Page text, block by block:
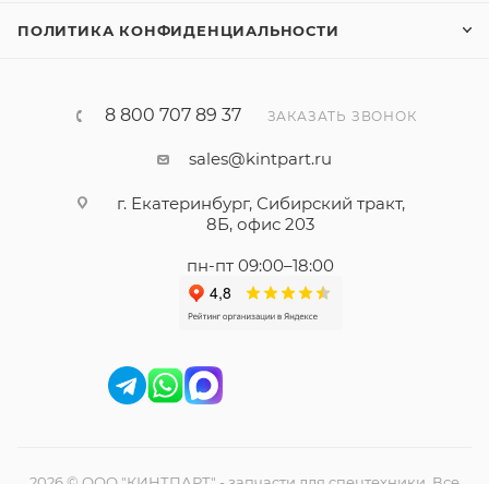
ПОЛИТИКА КОНФИДЕНЦИАЛЬНОСТИ
8 800 707 89 37 ЗАКАЗАТЬ ЗВОНОК
sales@kintpart.ru
г. Екатеринбург, Сибирский тракт,
8Б, офис 203
пн-пт 09:00–18:00